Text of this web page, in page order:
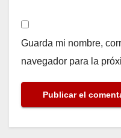
Guarda mi nombre,
navegador para la